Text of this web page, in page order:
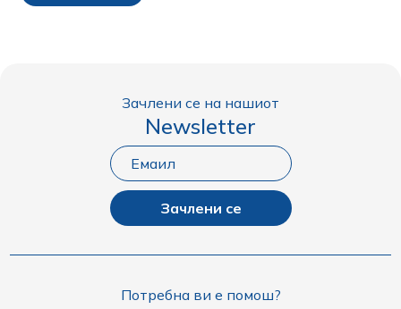
Зачлени се на нашиот
Newsletter
Зачлени се
Потребна ви е помош?